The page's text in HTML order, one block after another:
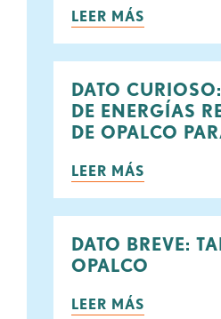
LEER MÁS
DATO
DE ENERGÍAS
DE OPALCO
LEER MÁS
DATO BREVE:
OPALCO
LEER MÁS